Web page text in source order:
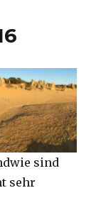
sind
sehr